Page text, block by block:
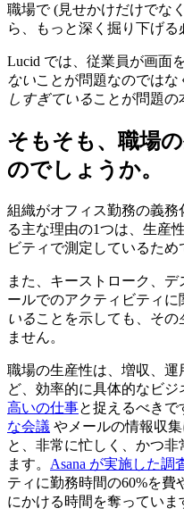
職場で (見せかけだけでな
ら、もっと深く掘り下げる
Lucid では、従業員が画面
ないことが問題なのでは
しすぎていることが問題の
そもそも、職場
のでしょうか。
組織がオフィス勤務の義
る主な理由の1つは、生産
ビティで測定しているため
また、キーストローク、
ールでのアクティビティ
いることを示しても、その
ません。
職場の生産性は、増収、
ど、効率的に具体的なビ
高いの仕事と捉えるべきで
な会議 やメールの情報収
と、非常に忙しく、かつ
ます。 Asana が実施した調
ティに勤務時間の60%を
にかける時間を奪っていま